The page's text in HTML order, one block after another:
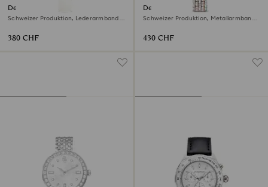
Dextera octagon Uhr
Schweizer Produktion, Lederarmband,
380 CHF
Dextera octagon Uhr
Schweizer Produktion, Metallarmband,
430 CHF